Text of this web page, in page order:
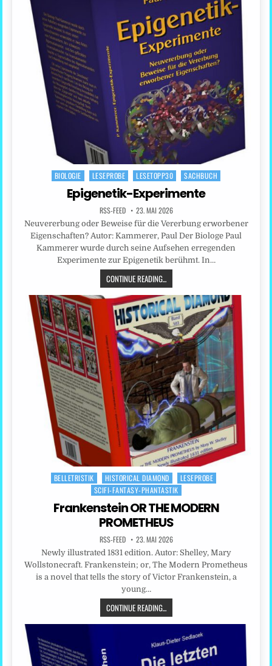
Posted
BIOLOGIE LESEPROBE LESETOPP30 SACHBUCH
Epigenetik-Experimente
RSS-FEED 23. MAI 2026
Neuvererbung oder Beweise für die Vererbung erworbener
Eigenschaften? Autor: Kammerer, Paul Der Biologe Paul
Kammerer wurde durch seine Aufsehen erregenden
Experimente zur Epigenetik berühmt. In…
CONTINUE READING...
Posted
BELLETRISTIK HISTORICAL DIAMOND
LESEPROBE
SCIFI-FANTASY-PHANTASTIK
Frankenstein OR THE MODERN
PROMETHEUS
RSS-FEED 23. MAI 2026
Newly illustrated 1831 edition. Autor: Shelley, Mary
Wollstonecraft. Frankenstein; or, The Modern Prometheus
is a novel that tells the story of Victor Frankenstein, a
young…
CONTINUE READING...